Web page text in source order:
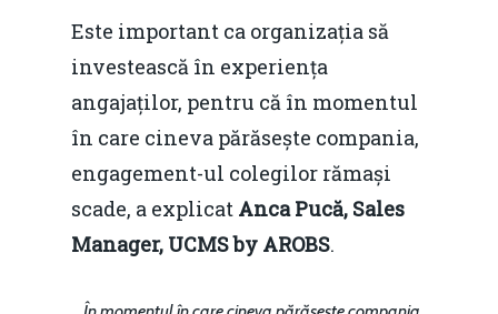
Este important ca organizația să
investească în experiența
angajaților, pentru că în momentul
în care cineva părăsește compania,
engagement-ul colegilor rămași
scade, a explicat Anca Pucă, Sales
Manager, UCMS by AROBS.